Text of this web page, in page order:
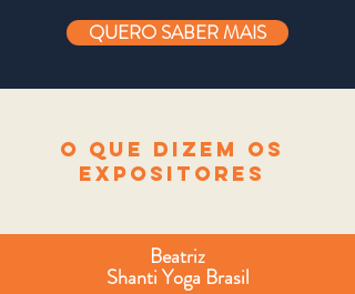
QUERO SABER MAIS
O QUE DIZEM OS
EXPOSITORES
Beatriz
Shanti Yoga Brasil